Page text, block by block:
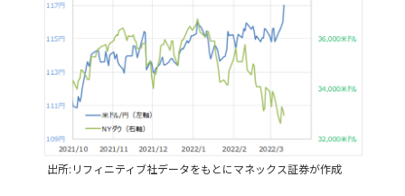
出所:リフィニティブ社データをもとにマネックス証券が作成